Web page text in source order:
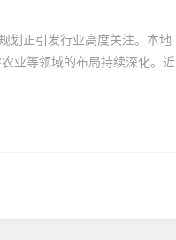
划正引发行业高度关注。本地
业等领域的布局持续深化。近